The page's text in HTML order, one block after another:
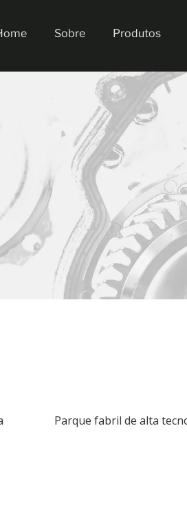
Sobre Produtos
Parque fabril de alta